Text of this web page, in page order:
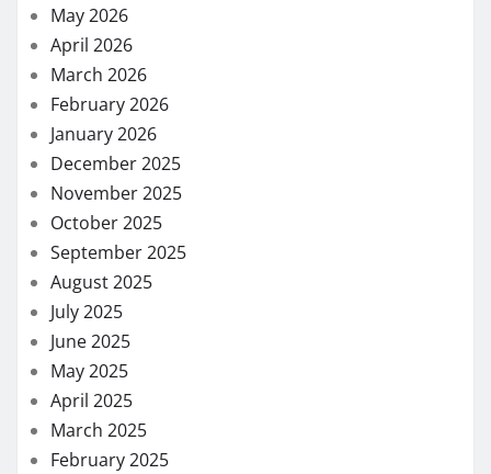
May 2026
April 2026
March 2026
February 2026
January 2026
December 2025
November 2025
October 2025
September 2025
August 2025
July 2025
June 2025
May 2025
April 2025
March 2025
February 2025